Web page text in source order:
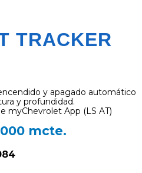
TRACKER
y apagado automático
y profundidad.
myChevrolet App (LS AT)
mcte.